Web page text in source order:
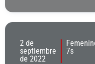
2 de
septiembre
de 2022
7s